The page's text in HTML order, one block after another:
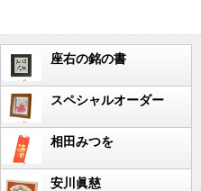
座右の銘の書
スペシャルオーダー
相田みつを
安川眞慈